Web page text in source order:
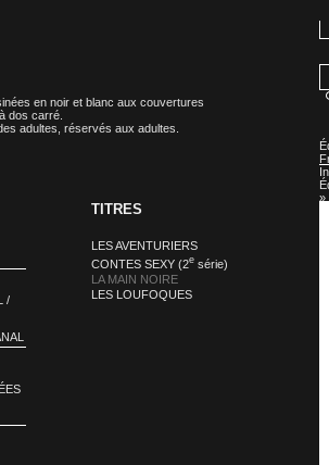
en noir et blanc aux couvertures
dos carré.
adultes, réservés aux adultes.
»
/
TITRES
LES AVENTURIERS
CONTES SEXY (2esérie)
LA MAIN NOIRE
LES LOUFOQUES